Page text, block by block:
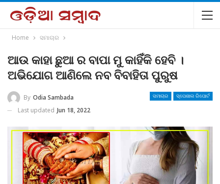
Home ସମାଚାର
ଆଉ କାହା ଛୁଆ ର ବାପା ମୁ କାହିଁକି ହେବି ।
ଅଭିଯୋଗ ଆଣିଲେ ନବ ବିବାହିତା ପୁରୁଷ
ସମାଚାର ସ୍ପେଶାଲ ରିପୋର୍ଟ
By Odia Sambada
Last updated Jun 18, 2022